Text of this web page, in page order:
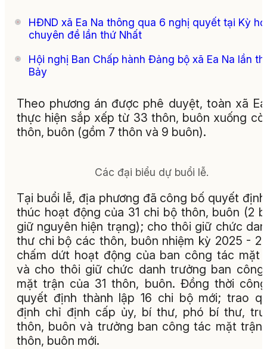
HĐND xã Ea Na thông qua 6 nghị quyết tại Kỳ
chuyên đề lần thứ Nhất
Hội nghị Ban Chấp hành Đảng bộ xã Ea Na lần
Bảy
Theo phương án được phê duyệt, toàn xã
thực hiện sắp xếp từ 33 thôn, buôn xuống
thôn, buôn (gồm 7 thôn và 9 buôn).
Các đại biểu dự buổi lễ.
Tại buổi lễ, địa phương đã công bố quyết
thúc hoạt động của 31 chi bộ thôn, buôn (2
giữ nguyên hiện trạng); cho thôi giữ chức
thư chi bộ các thôn, buôn nhiệm kỳ 2025 -
chấm dứt hoạt động của ban công tác mặt
và cho thôi giữ chức danh trưởng ban
mặt trận của 31 thôn, buôn. Đồng thời
quyết định thành lập 16 chi bộ mới; trao
định chỉ định cấp ủy, bí thư, phó bí thư,
thôn, buôn và trưởng ban công tác mặt trận
thôn, buôn mới.